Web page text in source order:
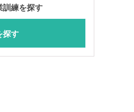
訓練を探す
探す